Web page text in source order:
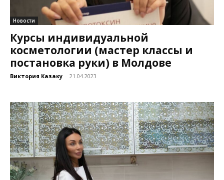
Новости
Курсы индивидуальной
косметологии (мастер классы и
постановка руки) в Молдове
Виктория Казаку - 21.04.2023